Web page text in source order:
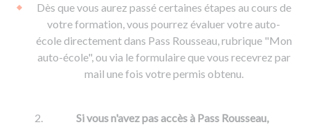
Voir tous les supports
Formation FCO
Formation CACES
Devenir enseignant de la conduite
Ressources
Dès que vous aurez passé certaines étapes au cours de
votre formation, vous pourrez évaluer votre auto-
école directement dans Pass Rousseau, rubrique "Mon
auto-école", ou via le formulaire que vous recevrez par
mail une fois votre permis obtenu.
Si vous n'avez pas accès à Pass Rousseau,